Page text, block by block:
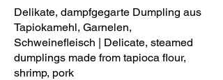
Delikate, dampfgegarte Dumpling aus
Tapiokamehl, Garnelen,
Schweinefleisch | Delicate, steamed
dumplings made from tapioca flour,
shrimp, pork